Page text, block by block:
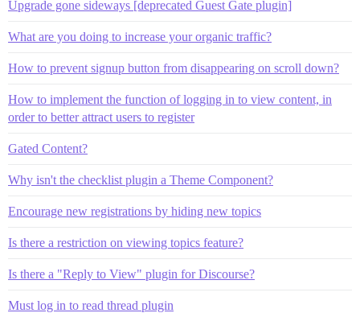
Upgrade gone sideways [deprecated Guest Gate plugin]
What are you doing to increase your organic traffic?
How to prevent signup button from disappearing on scroll down?
How to implement the function of logging in to view content, in
order to better attract users to register
Gated Content?
Why isn't the checklist plugin a Theme Component?
Encourage new registrations by hiding new topics
Is there a restriction on viewing topics feature?
Is there a "Reply to View" plugin for Discourse?
Must log in to read thread plugin